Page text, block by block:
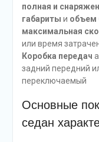
полная и
габариты и объем
максимальная
или время
Коробка передач
задний передний
переключаемый
Основные
седан